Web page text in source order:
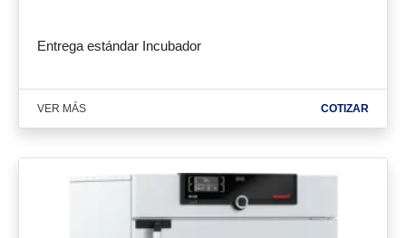
Entrega estándar Incubador
VER MÁS COTIZAR